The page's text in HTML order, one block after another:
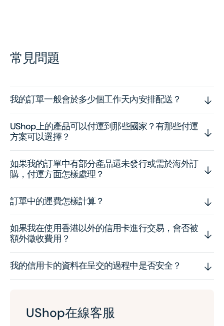
常見問題
我的訂單一般會於多少個工作天內安排配送？
UShop上的產品可以付運到那些國家？有那些付運
方案可以選擇？
如果我的訂單中有部分產品還未發行或需於海外訂
購，付運方面怎樣處理？
訂單中的運費怎樣計算？
如果我在使用香港以外的信用卡進行交易，會否被
額外徵收費用？
我的信用卡的資料在呈交的過程中是否安全？
UShop在線客服